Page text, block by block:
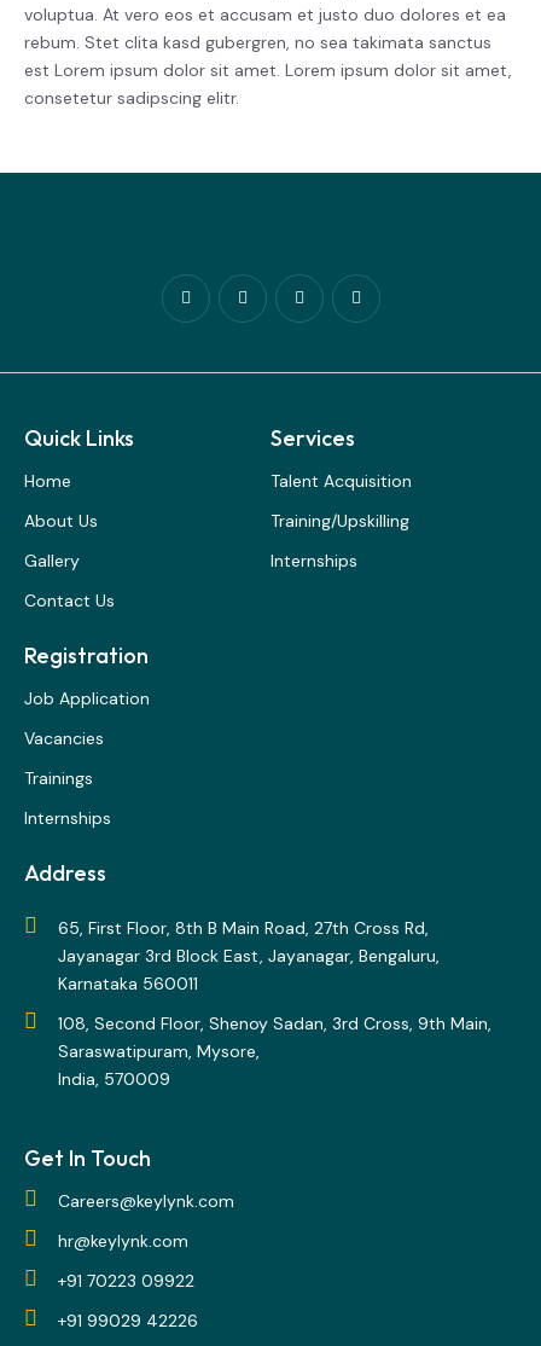
voluptua. At vero eos et accusam et justo duo dolores et ea
rebum. Stet clita kasd gubergren, no sea takimata sanctus
est Lorem ipsum dolor sit amet. Lorem ipsum dolor sit amet,
consetetur sadipscing elitr.
Quick Links
Home
About Us
Gallery
Contact Us
Services
Talent Acquisition
Training/Upskilling
Internships
Registration
Job Application
Vacancies
Trainings
Internships
Address
65, First Floor, 8th B Main Road, 27th Cross Rd,
Jayanagar 3rd Block East, Jayanagar, Bengaluru,
Karnataka 560011
108, Second Floor, Shenoy Sadan, 3rd Cross, 9th Main,
Saraswatipuram, Mysore,
India, 570009
Get In Touch
Careers@keylynk.com
hr@keylynk.com
+91 70223 09922
+91 99029 42226